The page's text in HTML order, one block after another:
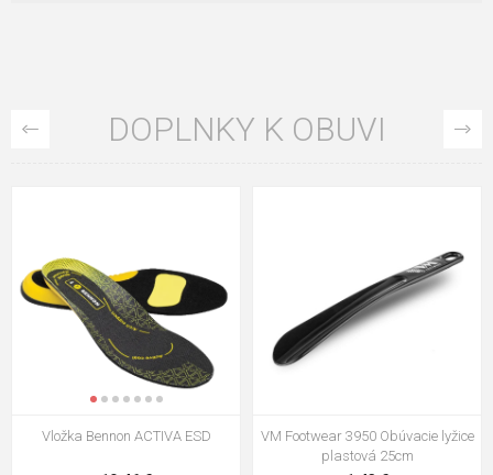
DOPLNKY K OBUVI
VM Footwear 3009 Vkladacia
VM Footwear 3102 Šnúrky ploché